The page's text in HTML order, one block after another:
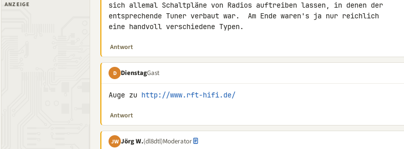
ANZEIGE
sich allemal Schaltpläne von Radios auftreiben lassen, in denen der
entsprechende Tuner verbaut war.  Am Ende waren's ja nur reichlich
eine handvoll verschiedene Typen.
Antwort
D DienstagGast
Auge zu http://www.rft-hifi.de/
Antwort
JW Jörg W.(dl8dtl)Moderator